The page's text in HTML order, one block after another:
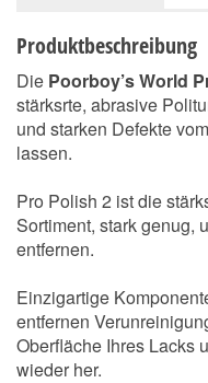
Produktbeschreibung
Die Poorboy’s World
stärksrte, abrasive
und starken Defekte
lassen.
Pro Polish 2 ist die
Sortiment, stark genug,
entfernen.
Einzigartige
entfernen
Oberfläche Ihres Lacks
wieder her.